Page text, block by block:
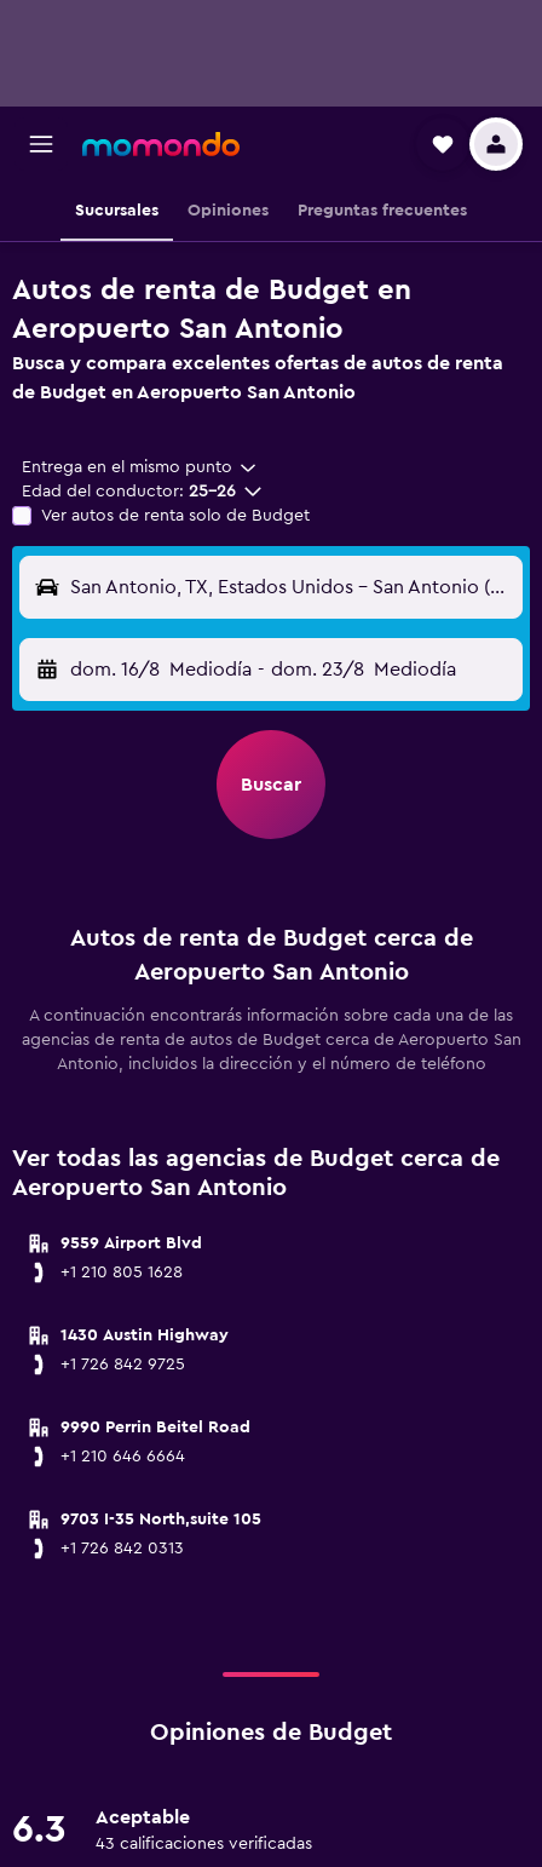
Sucursales Opiniones Preguntas frecuentes
Autos de renta de Budget en
Aeropuerto San Antonio
Busca y compara excelentes ofertas de autos de renta
de Budget en Aeropuerto San Antonio
Entrega en el mismo punto
Edad del conductor: 25-26
Ver autos de renta solo de Budget
San Antonio, TX, Estados Unidos - San Antonio (SAT)
dom. 16/8 Mediodía - dom. 23/8 Mediodía
Buscar
Autos de renta de Budget cerca de
Aeropuerto San Antonio
A continuación encontrarás información sobre cada una de las
agencias de renta de autos de Budget cerca de Aeropuerto San
Antonio, incluidos la dirección y el número de teléfono
Ver todas las agencias de Budget cerca de
Aeropuerto San Antonio
9559 Airport Blvd
+1 210 805 1628
1430 Austin Highway
+1 726 842 9725
9990 Perrin Beitel Road
+1 210 646 6664
9703 I-35 North,suite 105
+1 726 842 0313
Opiniones de Budget
6.3 Aceptable
43 calificaciones verificadas